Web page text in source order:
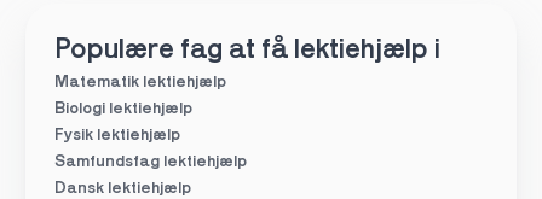
Populære fag at få lektiehjælp i
Matematik lektiehjælp
Biologi lektiehjælp
Fysik lektiehjælp
Samfundsfag lektiehjælp
Dansk lektiehjælp